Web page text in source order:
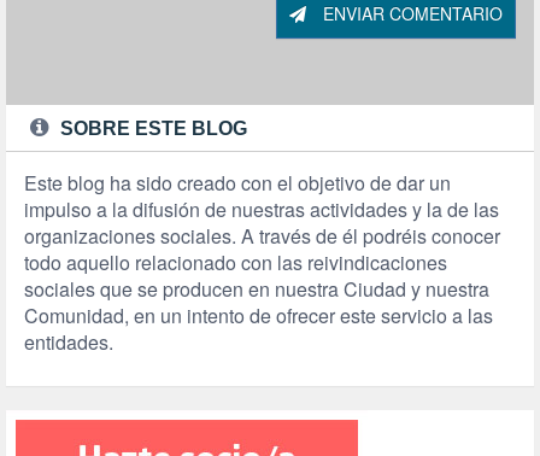
ENVIAR COMENTARIO
SOBRE ESTE BLOG
Este blog ha sido creado con el objetivo de dar un
impulso a la difusión de nuestras actividades y la de las
organizaciones sociales. A través de él podréis conocer
todo aquello relacionado con las reivindicaciones
sociales que se producen en nuestra Ciudad y nuestra
Comunidad, en un intento de ofrecer este servicio a las
entidades.